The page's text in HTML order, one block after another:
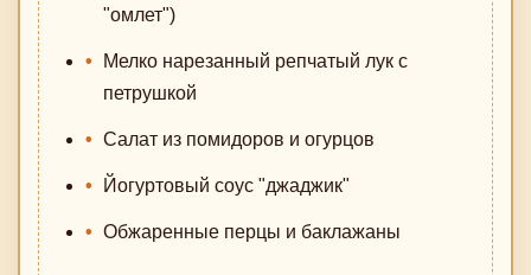
"омлет")
Мелко нарезанный репчатый лук с
петрушкой
Салат из помидоров и огурцов
Йогуртовый соус "джаджик"
Обжаренные перцы и баклажаны